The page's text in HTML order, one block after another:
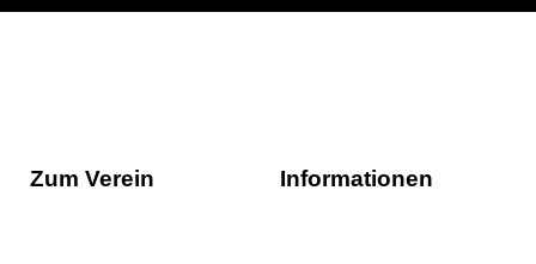
Zum Verein Informationen